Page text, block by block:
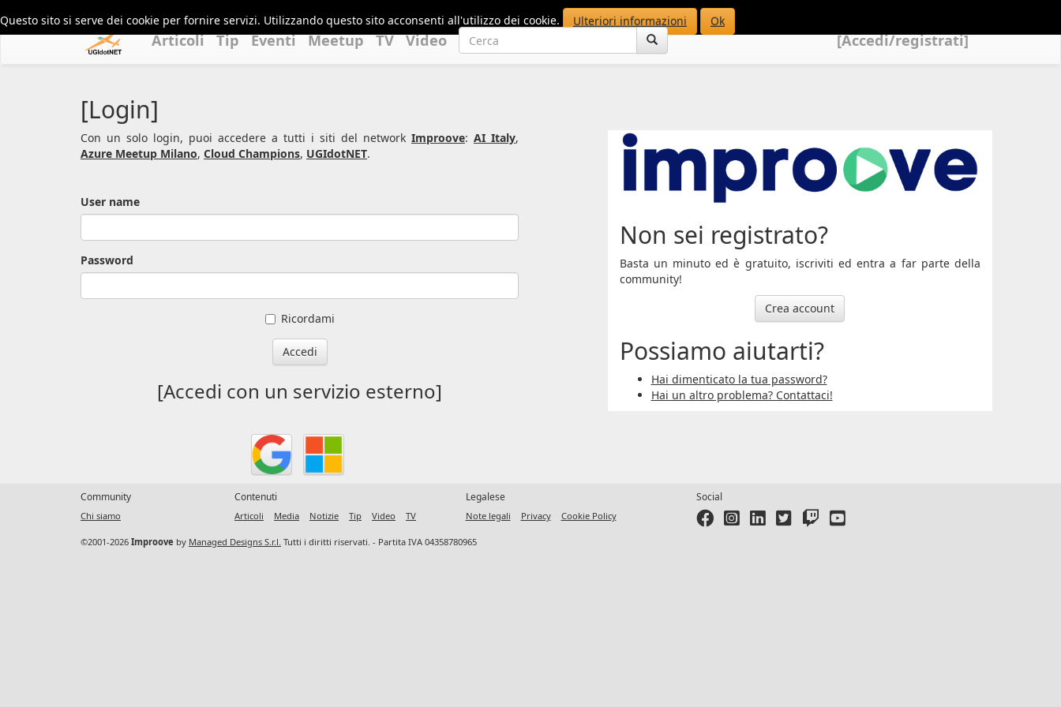
Questo sito si serve dei cookie per fornire servizi. Utilizzando questo sito acconsenti all'utilizzo dei cookie. Ulteriori informazioni Ok
Articoli Tip Eventi Meetup TV Video [Accedi/registrati]
[Login]
Con un solo login, puoi accedere a tutti i siti del network Improove: AI Italy,
Azure Meetup Milano, Cloud Champions, UGIdotNET.
User name
Password
Ricordami
Accedi
[Accedi con un servizio esterno]
Non sei registrato?
Basta un minuto ed è gratuito, iscriviti ed entra a far parte della
community!
Crea account
Possiamo aiutarti?
Hai dimenticato la tua password?
Hai un altro problema? Contattaci!
Community
Chi siamo
Contenuti
Articoli Media Notizie Tip Video TV
Legalese
Note legali Privacy Cookie Policy
Social
©2001-2026 Improove by Managed Designs S.r.l. Tutti i diritti riservati. - Partita IVA 04358780965